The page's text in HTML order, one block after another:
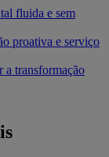
fluida e sem
proativa e serviço
a transformação